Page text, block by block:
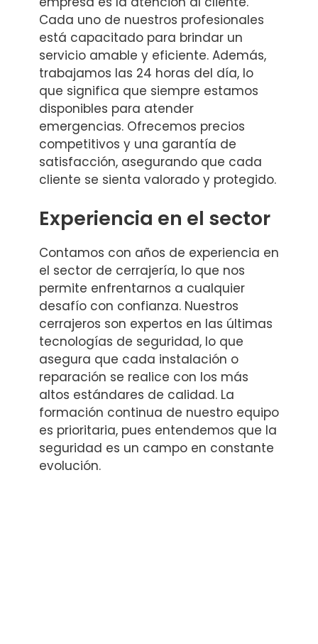
Cada uno de nuestros profesionales
está capacitado para brindar un
servicio amable y eficiente. Además,
trabajamos las 24 horas del día, lo
que significa que siempre estamos
disponibles para atender
emergencias. Ofrecemos precios
competitivos y una garantía de
satisfacción, asegurando que cada
cliente se sienta valorado y protegido.
Experiencia en el sector
Contamos con años de experiencia en
el sector de cerrajería, lo que nos
permite enfrentarnos a cualquier
desafío con confianza. Nuestros
cerrajeros son expertos en las últimas
tecnologías de seguridad, lo que
asegura que cada instalación o
reparación se realice con los más
altos estándares de calidad. La
formación continua de nuestro equipo
es prioritaria, pues entendemos que la
seguridad es un campo en constante
evolución.